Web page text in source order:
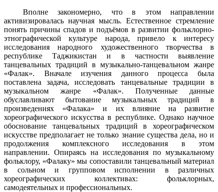
Вполне закономерно, что в этом направлении
активизировалась научная мысль. Естественное стремление
понять причины спадов и подъёмов в развитии фольклорно-
этнографической культуре народа, привело к интересу
исследования народного художественного творчества в
республике Таджикистан и в частности выявление
танцевальных традиций в музыкально-танцевальном жанре
«Фалак». Вначале изучения данного процесса была
поставлена задача, исследовать танцевальные традиции в
музыкальном жанре «Фалак». Полученные данные
обуславливают бытование музыкальных традиций в
произведениях «Фалака» и их влияние на развитие
хореографического искусства в республике. Однако научное
обоснование танцевальных традиций в хореографическом
искусстве предполагает не только знание существа дела, но и
продолжения комплексного исследования в этом
направлении. Опираясь на исследования по музыкальному
фольклору, «Фалаку» мы сопоставили танцевальный материал
в сольном и групповом исполнении в различных
хореографических коллективах: фольклорных,
самодеятельных и профессиональных.